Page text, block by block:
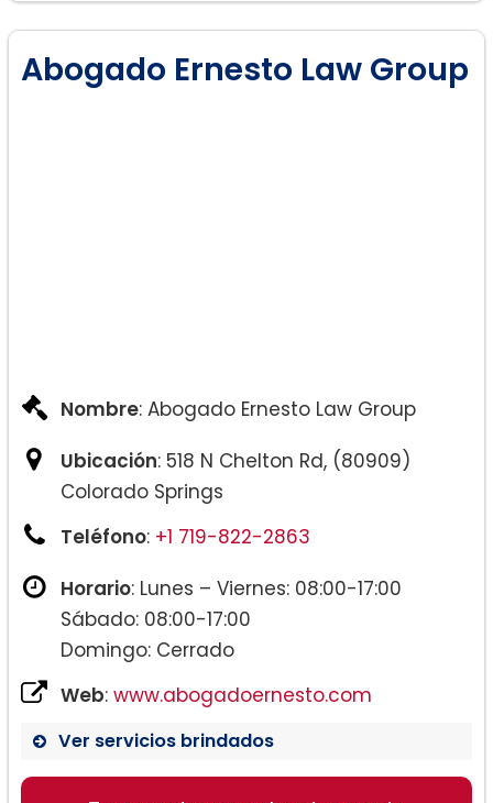
Abogado Ernesto Law Group
Nombre: Abogado Ernesto Law Group
Ubicación: 518 N Chelton Rd, (80909)
Colorado Springs
Teléfono: +1 719-822-2863
Horario: Lunes – Viernes: 08:00-17:00
Sábado: 08:00-17:00
Domingo: Cerrado
Web: www.abogadoernesto.com
Ver servicios brindados